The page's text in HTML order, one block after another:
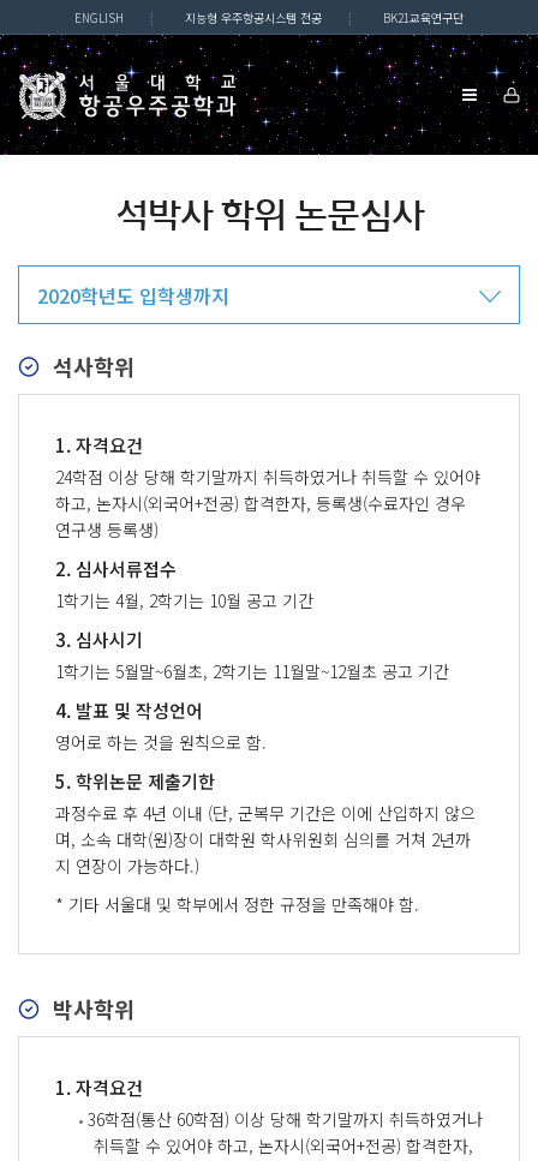
ENGLISH | 지능형 우주항공시스템 전공 | BK21교육연구단
석박사 학위 논문심사
2020학년도 입학생까지
석사학위
1. 자격요건
24학점 이상 당해 학기말까지 취득하였거나 취득할 수 있어야
하고, 논자시(외국어+전공) 합격한자, 등록생(수료자인 경우
연구생 등록생)
2. 심사서류접수
1학기는 4월, 2학기는 10월 공고 기간
3. 심사시기
1학기는 5월말~6월초, 2학기는 11월말~12월초 공고 기간
4. 발표 및 작성언어
영어로 하는 것을 원칙으로 함.
5. 학위논문 제출기한
과정수료 후 4년 이내 (단, 군복무 기간은 이에 산입하지 않으
며, 소속 대학(원)장이 대학원 학사위원회 심의를 거쳐 2년까
지 연장이 가능하다.)
* 기타 서울대 및 학부에서 정한 규정을 만족해야 함.
박사학위
1. 자격요건
36학점(통산 60학점) 이상 당해 학기말까지 취득하였거나
취득할 수 있어야 하고, 논자시(외국어+전공) 합격한자,